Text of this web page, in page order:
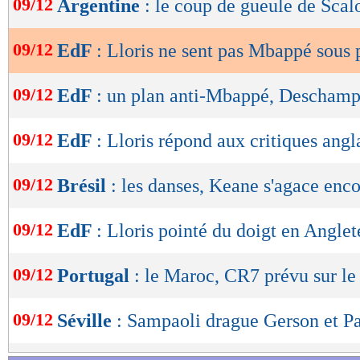
de
OK
09/12 Argentine : le coup de gueule de
09/12 EdF : Lloris ne sent pas Mbappé sous
09/12 EdF : un plan anti-Mbappé,
09/12 EdF : Lloris répond aux critiques
09/12 Brésil : les danses, Keane s'agace
09/12 EdF : Lloris pointé du doigt en
09/12 Portugal : le Maroc, CR7 prévu sur le
09/12 Séville : Sampaoli drague Gerson et